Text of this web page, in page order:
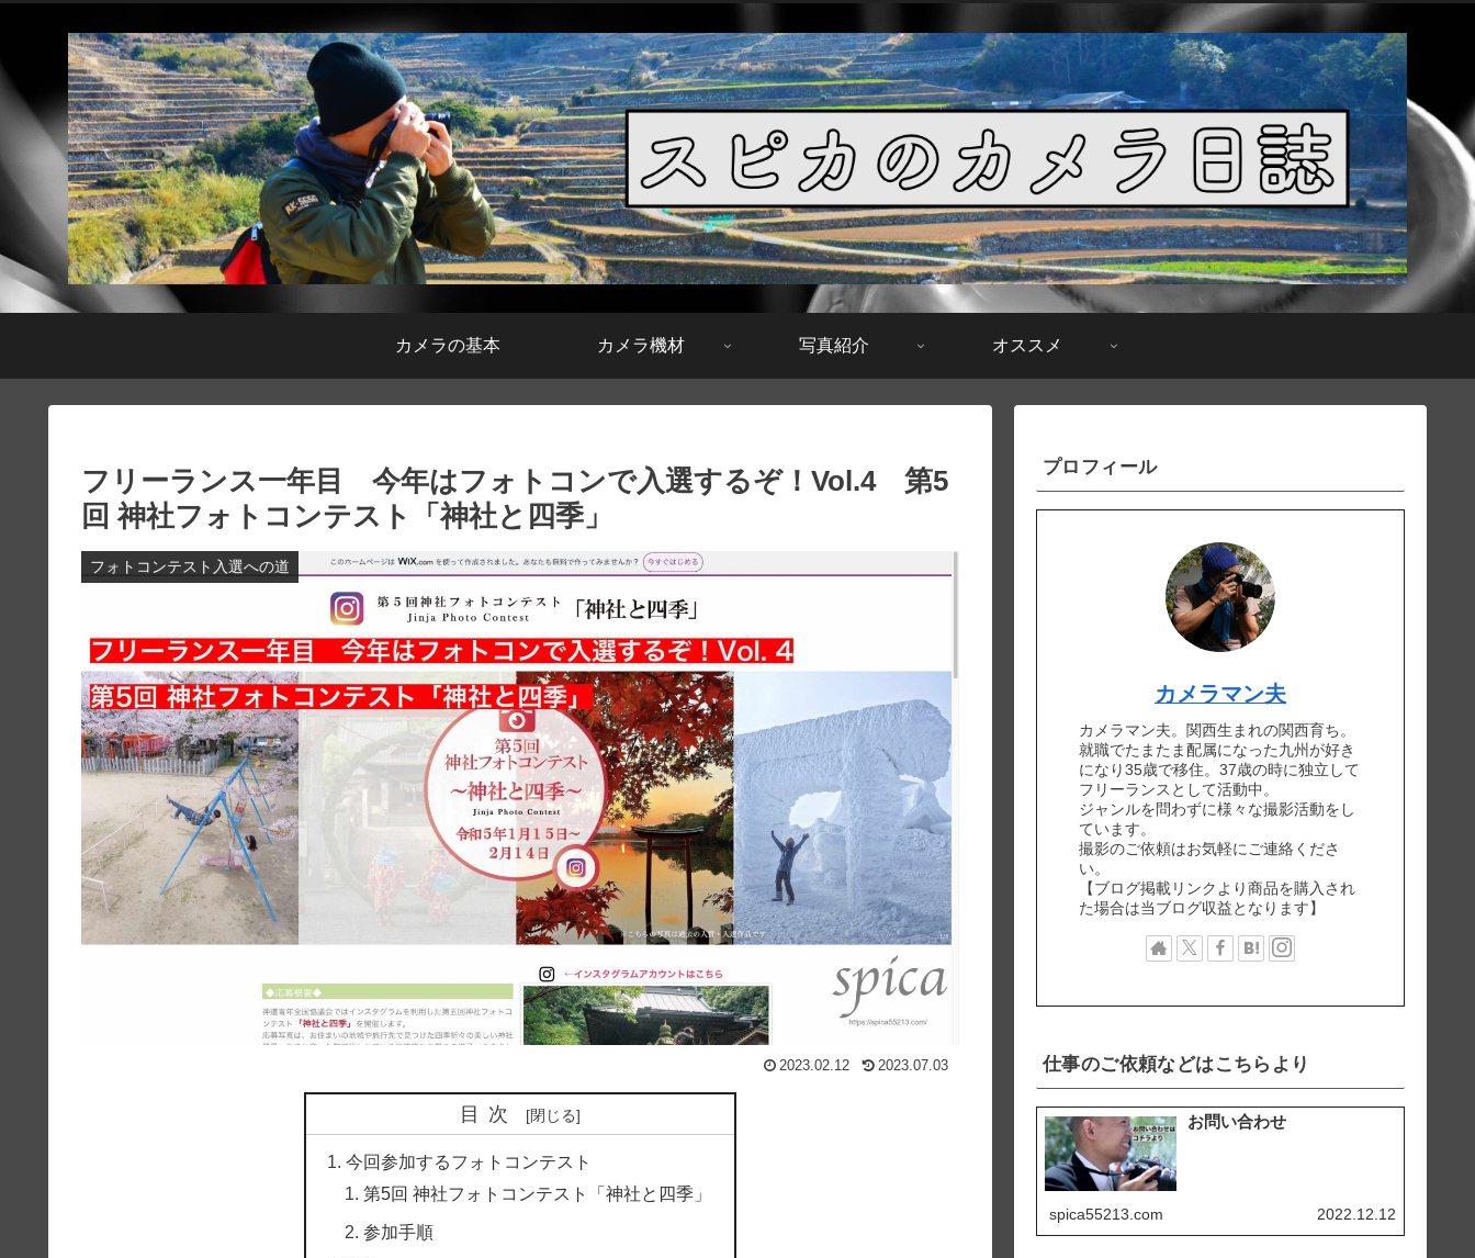
カメラの基本 カメラ機材 写真紹介 オススメ
フリーランス一年目 今年はフォトコンで入選するぞ！Vol.4 第5
回 神社フォトコンテスト「神社と四季」
フォトコンテスト入選への道
2023.02.12 2023.07.03
目次
今回参加するフォトコンテスト
第5回 神社フォトコンテスト「神社と四季」
参加手順
プロフィール
カメラマン夫
カメラマン夫。関西生まれの関西育ち。
就職でたまたま配属になった九州が好き
になり35歳で移住。37歳の時に独立して
フリーランスとして活動中。
ジャンルを問わずに様々な撮影活動をし
ています。
撮影のご依頼はお気軽にご連絡くださ
い。
【ブログ掲載リンクより商品を購入され
た場合は当ブログ収益となります】
仕事のご依頼などはこちらより
お問い合わせ
spica55213.com 2022.12.12